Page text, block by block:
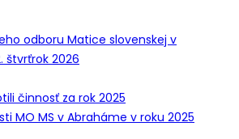
odboru Matice slovenskej v
štvrťrok 2026
činnosť za rok 2025
MO MS v Abraháme v roku 2025